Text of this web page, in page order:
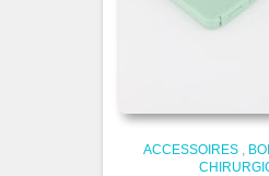
ACCESSOIRES ,